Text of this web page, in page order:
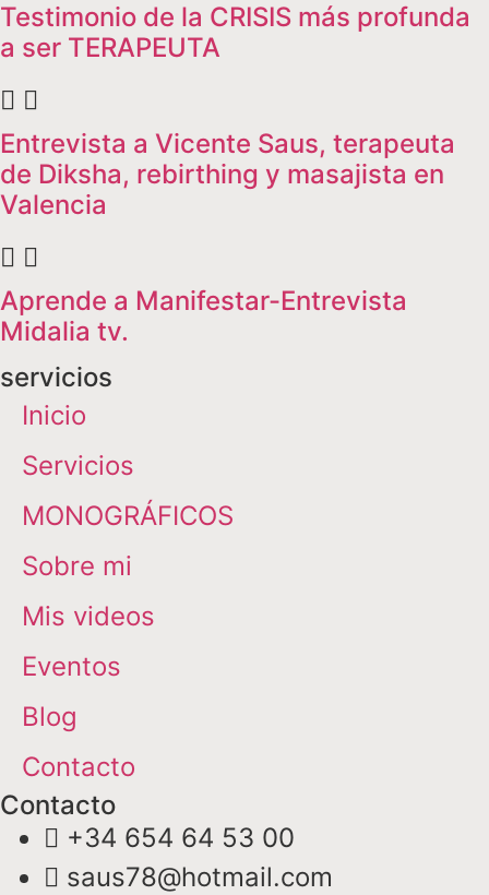
Testimonio de la CRISIS más profunda
a ser TERAPEUTA
Entrevista a Vicente Saus, terapeuta
de Diksha, rebirthing y masajista en
Valencia
Aprende a Manifestar-Entrevista
Midalia tv.
servicios
Inicio
Servicios
MONOGRÁFICOS
Sobre mi
Mis videos
Eventos
Blog
Contacto
Contacto
+34 654 64 53 00
saus78@hotmail.com